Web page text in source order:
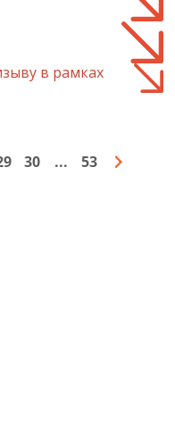
в рамках
30 ... 53